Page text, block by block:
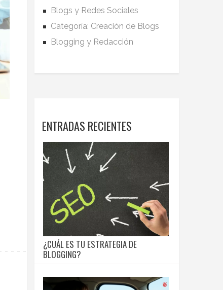
Blogs y Redes Sociales
Categoría: Creación de Blogs
Blogging y Redacción
ENTRADAS RECIENTES
¿CUÁL ES TU ESTRATEGIA DE
BLOGGING?